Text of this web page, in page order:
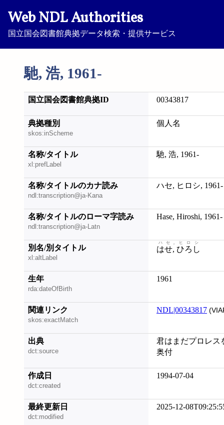
Web NDL Authorities
国立国会図書館典拠データ検索・提供サービス
馳, 浩, 1961-
国立国会図書館典拠ID 00343817
典拠種別
skos:inScheme
個人名
名称/タイトル
xl:prefLabel
馳, 浩, 1961-
名称/タイトルのカナ読み
ndl:transcription@ja-Kana
ハセ, ヒロシ, 1961-
名称/タイトルのローマ字読み
ndl:transcription@ja-Latn
Hase, Hiroshi, 1961-
別名/別タイトル
xl:altLabel
はせ, ひろし
ハセ, ヒロシ
生年
rda:dateOfBirth
1961
関連リンク
skos:exactMatch
NDL|00343817
出典
dct:source
君はまだプロレス
奥付
作成日
dct:created
1994-07-04
最終更新日
dct:modified
2025-12-